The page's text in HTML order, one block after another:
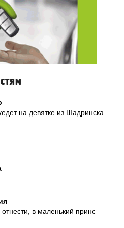
на девятке из Шадринска
в маленький принс